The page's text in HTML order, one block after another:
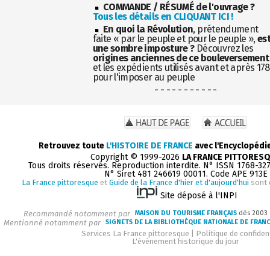
COMMANDE / RÉSUMÉ de l'ouvrage ?
Tous les détails en CLIQUANT ICI !
En quoi la Révolution, prétendument
faite « par le peuple et pour le peuple »,
une sombre imposture ?Découvrez les
origines anciennes de ce bouleversement
et les expédients utilisés avant et après
pour l'imposer au peuple
- - - - - - - - - - -
Retrouvez toute L'HISTOIRE DE FRANCE avec
Copyright © 1999-2026 LA FRANCE
Tous droits réservés. Reproduction interdite. N° ISSN 1768-
N° Siret 481 246619 00011. Code APE 913E
La France pittoresque et Guide de la France d'hier et d'aujourd'hui sont
Site déposé à l'INPI
Recommandé notamment par MAISON DU TOURISME FRANÇAIS dès
Mentionné notamment par SIGNETS DE LA BIBLIOTHÈQUE NATIONALE DE
Services La France pittoresque
Politique de
L'événement historique du jour